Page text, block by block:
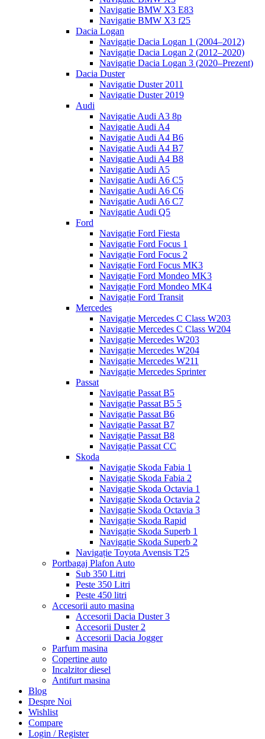
Navigatie BMW X3 E83
Navigatie BMW X3 f25
Dacia Logan
Navigație Dacia Logan 1 (2004–2012)
Navigație Dacia Logan 2 (2012–2020)
Navigație Dacia Logan 3 (2020–Prezent)
Dacia Duster
Navigatie Duster 2011
Navigatie Duster 2019
Audi
Navigatie Audi A3 8p
Navigatie Audi A4
Navigatie Audi A4 B6
Navigatie Audi A4 B7
Navigatie Audi A4 B8
Navigatie Audi A5
Navigatie Audi A6 C5
Navigatie Audi A6 C6
Navigatie Audi A6 C7
Navigatie Audi Q5
Ford
Navigație Ford Fiesta
Navigație Ford Focus 1
Navigație Ford Focus 2
Navigație Ford Focus MK3
Navigație Ford Mondeo MK3
Navigație Ford Mondeo MK4
Navigație Ford Transit
Mercedes
Navigație Mercedes C Class W203
Navigație Mercedes C Class W204
Navigație Mercedes W203
Navigație Mercedes W204
Navigație Mercedes W211
Navigație Mercedes Sprinter
Passat
Navigație Passat B5
Navigație Passat B5 5
Navigație Passat B6
Navigație Passat B7
Navigație Passat B8
Navigație Passat CC
Skoda
Navigație Skoda Fabia 1
Navigație Skoda Fabia 2
Navigație Skoda Octavia 1
Navigație Skoda Octavia 2
Navigație Skoda Octavia 3
Navigație Skoda Rapid
Navigație Skoda Superb 1
Navigație Skoda Superb 2
Navigație Toyota Avensis T25
Portbagaj Plafon Auto
Sub 350 Litri
Peste 350 Litri
Peste 450 litri
Accesorii auto masina
Accesorii Dacia Duster 3
Accesorii Duster 2
Accesorii Dacia Jogger
Parfum masina
Copertine auto
Incalzitor diesel
Antifurt masina
Blog
Despre Noi
Wishlist
Compare
Login / Register